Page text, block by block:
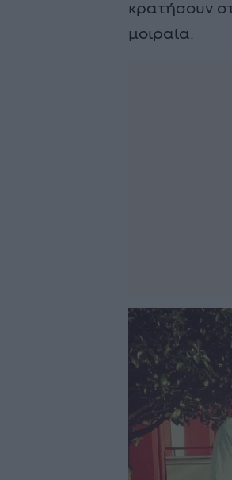
κρατήσουν
μοιραία.